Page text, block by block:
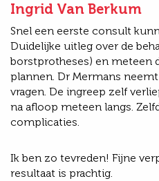
Ingrid Van Berkum
Snel een eerste consult
Duidelijke uitleg over de
borstprotheses) en meteen
plannen. Dr Mermans
vragen. De ingreep zelf
na afloop meteen langs.
complicaties.
Ik ben zo tevreden! Fijne
resultaat is prachtig.